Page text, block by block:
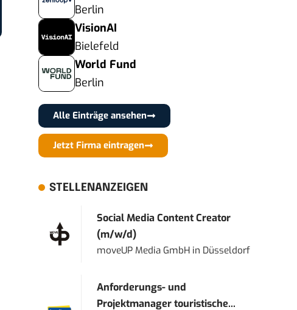
Berlin
VisionAI
Bielefeld
World Fund
Berlin
Alle Einträge ansehen
Jetzt Firma eintragen
STELLENANZEIGEN
Social Media Content Creator
(m/w/d)
moveUP Media GmbH in Düsseldorf
Anforderungs- und
Projektmanager touristische...